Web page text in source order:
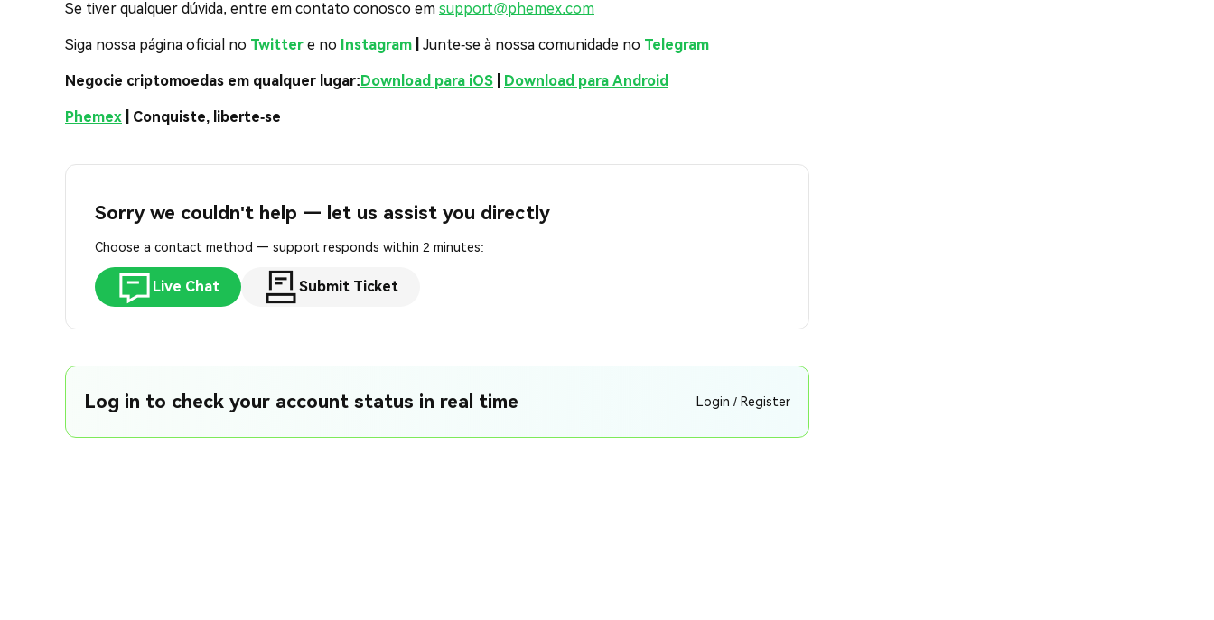
Se tiver qualquer dúvida, entre em contato conosco em support@phemex.com
Siga nossa página oficial no Twitter e no Instagram Junte-se à nossa comunidade no Telegram
Negocie criptomoedas em qualquer lugar: Download para iOS Download para Android
Phemex | Conquiste, liberte-se
Sorry we couldn't help — let us assist you directly
Choose a contact method — support responds within 2 minutes:
Live Chat Submit Ticket
Log in to check your account status in real time Login / Register